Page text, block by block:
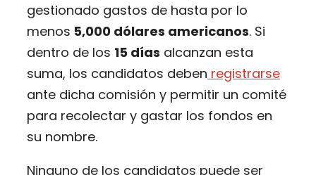
gestionado gastos de hasta por lo
menos 5,000 dólares americanos. Si
dentro de los 15 días alcanzan esta
suma, los candidatos deben registrarse
ante dicha comisión y permitir un comité
para recolectar y gastar los fondos en
su nombre.
Ninguno de los candidatos puede ser